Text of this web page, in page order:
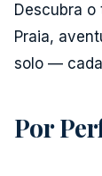
Descubra
Praia,
solo —
Por